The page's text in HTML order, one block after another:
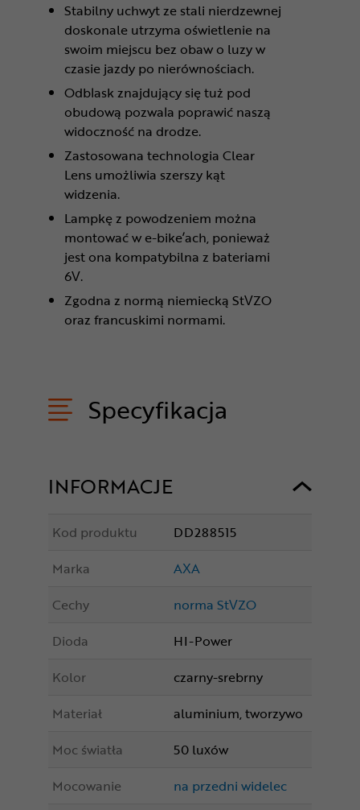
Stabilny uchwyt ze stali nierdzewnej
doskonale utrzyma oświetlenie na
swoim miejscu bez obaw o luzy w
czasie jazdy po nierównościach.
Odblask znajdujący się tuż pod
obudową pozwala poprawić naszą
widoczność na drodze.
Zastosowana technologia Clear
Lens umożliwia szerszy kąt
widzenia.
Lampkę z powodzeniem można
montować w e-bike’ach, ponieważ
jest ona kompatybilna z bateriami
6V.
Zgodna z normą niemiecką StVZO
oraz francuskimi normami.
Specyfikacja
INFORMACJE
Kod produktu
DD288515
Marka
AXA
Cechy
norma StVZO
Dioda
HI-Power
Kolor
czarny-srebrny
Materiał
aluminium, tworzywo
Moc światła
50 luxów
Mocowanie
na przedni widelec